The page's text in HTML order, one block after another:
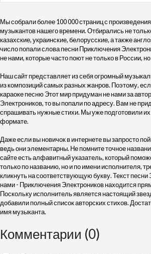
Мы собрали более 100 000 страниц с
музыкантов нашего времени. Отбирались не
казахские, украинские, белорусские, а также
число попали слова песни Приключения
не нами, которые часто поют не только в России,
Наш сайт представляет из себя огромный
из композиций самых разных жанров. Поэтому,
караоке песню Этот мир придуман не нами за
Электроников, то вы попали по адресу. Вам не
спрашивать нужные стихи. Мы уже подготовили
формате.
Даже если вы новичок в интернете вы запросто
ведь они элементарны. Не помните точное
сайте есть алфавитный указатель, который
только по названию, но и по имени исполнителя,
кликнуть на соответствующую букву. Текст
нами - Приключения Электроников находится
Поскольку исполнитель является настоящий
добавили полный список авторских стихов.
имя музыканта.
Комментарии (0)